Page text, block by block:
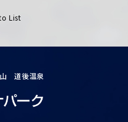
List
道後温泉